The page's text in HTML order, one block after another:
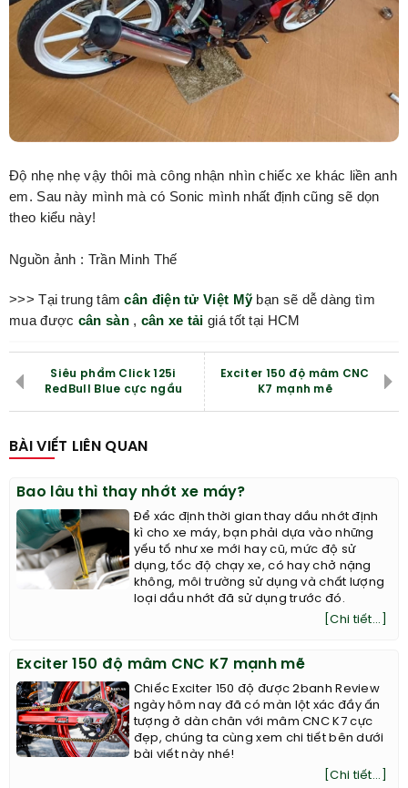
Độ nhẹ nhẹ vậy thôi mà công nhận nhìn chiếc xe khác liền anh
em. Sau này mình mà có Sonic mình nhất định cũng sẽ dọn
theo kiểu này!
Nguồn ảnh : Trần Minh Thế
>>> Tại trung tâmcân điện tử Việt Mỹbạn sẽ dễ dàng tìm
mua được cân sàn, cân xe tải giá tốt tại HCM
Siêu phẩm Click 125i
RedBull Blue cực ngầu
Exciter 150 độ mâm CNC
K7 mạnh mẽ
BÀI VIẾT LIÊN QUAN
Bao lâu thì thay nhớt xe máy?
Để xác định thời gian thay dầu nhớt định
kì cho xe máy, bạn phải dựa vào những
yếu tố như xe mới hay cũ, mức độ sử
dụng, tốc độ chạy xe, có hay chở nặng
không, môi trường sử dụng và chất lượng
loại dầu nhớt đã sử dụng trước đó.
[Chi tiết...]
Exciter 150 độ mâm CNC K7 mạnh mẽ
Chiếc Exciter 150 độ được 2banh Review
ngày hôm nay đã có màn lột xác đầy ấn
tượng ở dàn chân với mâm CNC K7 cực
đẹp, chúng ta cùng xem chi tiết bên dưới
bài viết này nhé!
[Chi tiết...]